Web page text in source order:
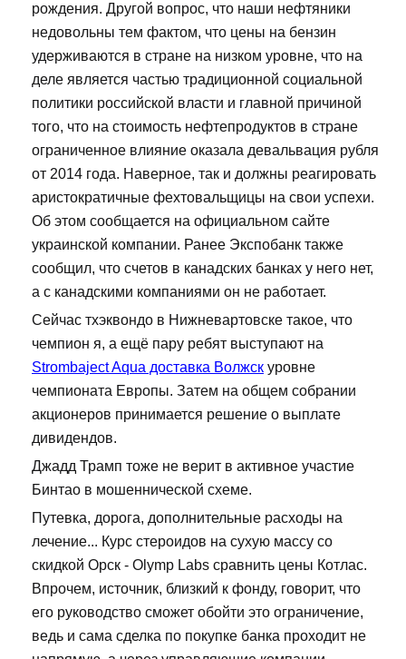
рождения. Другой вопрос, что наши нефтяники
недовольны тем фактом, что цены на бензин
удерживаются в стране на низком уровне, что на
деле является частью традиционной социальной
политики российской власти и главной причиной
того, что на стоимость нефтепродуктов в стране
ограниченное влияние оказала девальвация рубля
от 2014 года. Наверное, так и должны реагировать
аристократичные фехтовальщицы на свои успехи.
Об этом сообщается на официальном сайте
украинской компании. Ранее Экспобанк также
сообщил, что счетов в канадских банках у него нет,
а с канадскими компаниями он не работает.
Сейчас тхэквондо в Нижневартовске такое, что
чемпион я, а ещё пару ребят выступают на
Strombaject Aqua доставка Волжск уровне
чемпионата Европы. Затем на общем собрании
акционеров принимается решение о выплате
дивидендов.
Джадд Трамп тоже не верит в активное участие
Бинтао в мошеннической схеме.
Путевка, дорога, дополнительные расходы на
лечение... Курс стероидов на сухую массу со
скидкой Орск - Olymp Labs сравнить цены Котлас.
Впрочем, источник, близкий к фонду, говорит, что
его руководство сможет обойти это ограничение,
ведь и сама сделка по покупке банка проходит не